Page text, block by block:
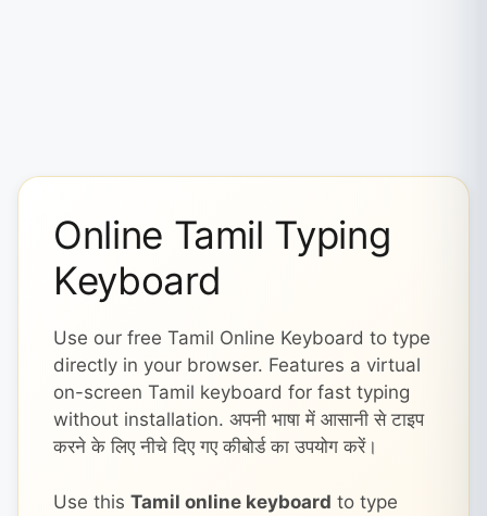
Online Tamil Typing
Keyboard
Use our free Tamil Online Keyboard to type
directly in your browser. Features a virtual
on-screen Tamil keyboard for fast typing
without installation. अपनी भाषा में आसानी से टाइप
करने के लिए नीचे दिए गए कीबोर्ड का उपयोग करें।
Use this Tamil online keyboard to type